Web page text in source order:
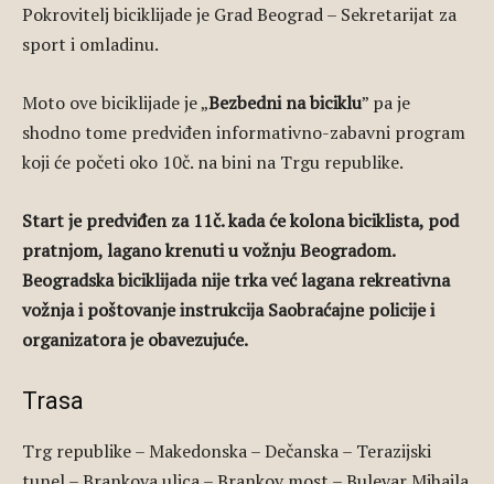
Pokrovitelj biciklijade je Grad Beograd – Sekretarijat za
sport i omladinu.
Moto ove biciklijade je „Bezbedni na biciklu” pa je
shodno tome predviđen informativno-zabavni program
koji će početi oko 10č. na bini na Trgu republike.
Start je predviđen za 11č. kada će kolona biciklista, pod
pratnjom, lagano krenuti u vožnju Beogradom.
Beogradska biciklijada nije trka već lagana rekreativna
vožnja i poštovanje instrukcija Saobraćajne policije i
organizatora je obavezujuće.
Trasa
Trg republike – Makedonska – Dečanska – Terazijski